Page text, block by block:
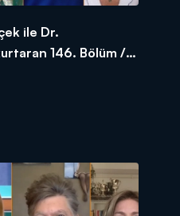
ile Dr.
146. Bölüm /